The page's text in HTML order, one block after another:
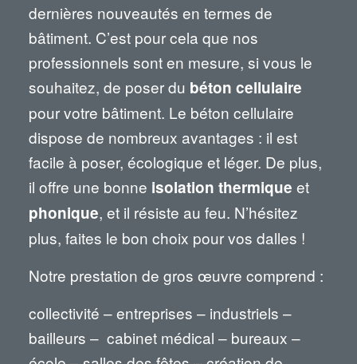
dernières nouveautés en termes de
bâtiment. C’est pour cela que nos
professionnels sont en mesure, si vous le
souhaitez, de poser du béton cellulaire
pour votre bâtiment. Le béton cellulaire
dispose de nombreux avantages : il est
facile à poser, écologique et léger. De plus,
il offre une bonne isolation thermique et
phonique, et il résiste au feu. N’hésitez
plus, faites le bon choix pour vos dalles !
Notre prestation de gros œuvre comprend :
collectivité – entreprises – industriels –
bailleurs – cabinet médical – bureaux –